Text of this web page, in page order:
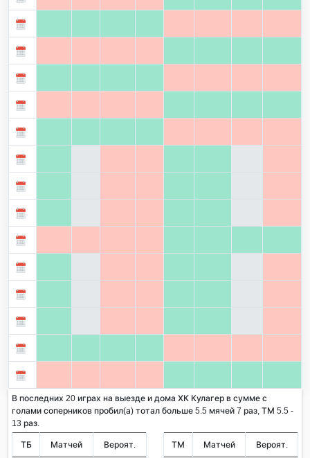
В последних 20 играх на выезде и дома ХК Кулагер в сумме с
голами соперников пробил(а) тотал больше 5.5 мячей 7 раз, ТМ 5.5 -
13 раз.
ТБ Матчей Вероят. ТМ Матчей Вероят.